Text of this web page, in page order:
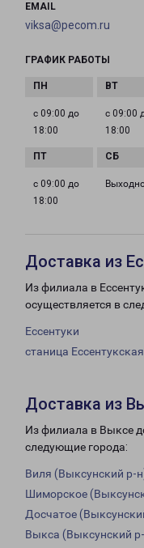
EMAIL
viksa@pecom.ru
ГРАФИК РАБОТЫ
с 09:00 до
18:00
с 09:00
18:00
с 09:00 до
18:00
Доставка из
Из филиала в
осуществляется в
Ессентуки
станица Ессентукская
Доставка из
Из филиала в Выксе
следующие города:
Виля (Выксунский р-
Шиморское
Досчатое
Выкса (Выксунский